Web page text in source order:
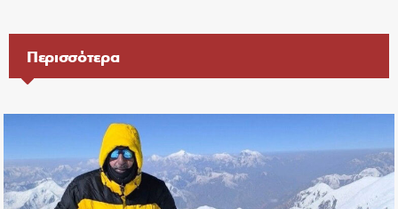
Περισσότερα